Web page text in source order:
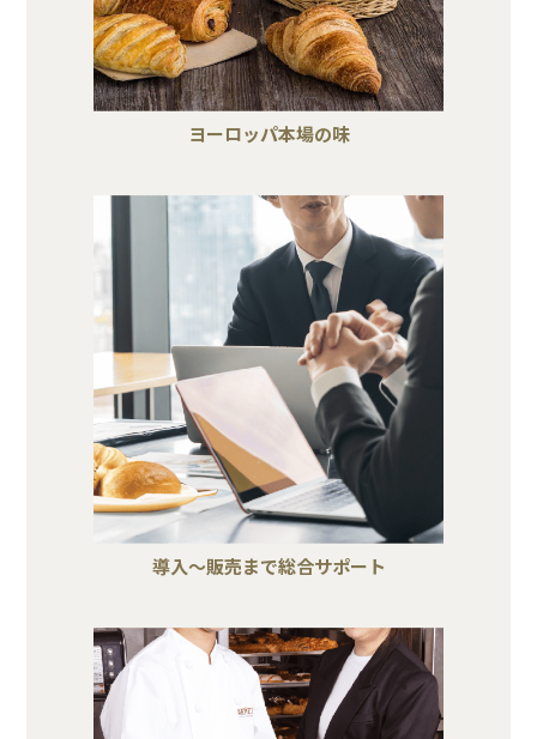
ヨーロッパ本場の味
導入～販売まで総合サポート